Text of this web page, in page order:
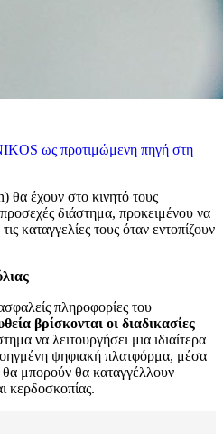
ως προτιμώμενη πηγή στη
έχουν στο κινητό τους
διάστημα, προκειμένου να
καταγγελίες τους όταν εντοπίζουν
πληροφορίες του
βρίσκονται οι διαδικασίες
να λειτουργήσει μια ιδιαίτερα
ψηφιακή πλατφόρμα, μέσα
θα μπορούν θα καταγγέλλουν
κερδοσκοπίας.